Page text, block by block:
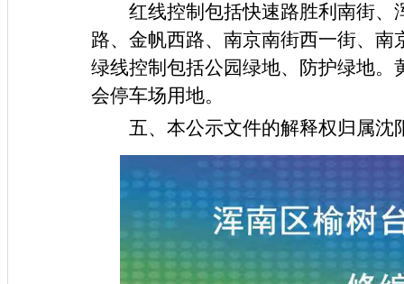
红线控制包括快速路胜利南街、
路、 金帆西路、 南京南街西一街、南
绿线控制包括公园绿地、防护绿地。
会停车场用地。
五、本公示文件的解释权归属沈